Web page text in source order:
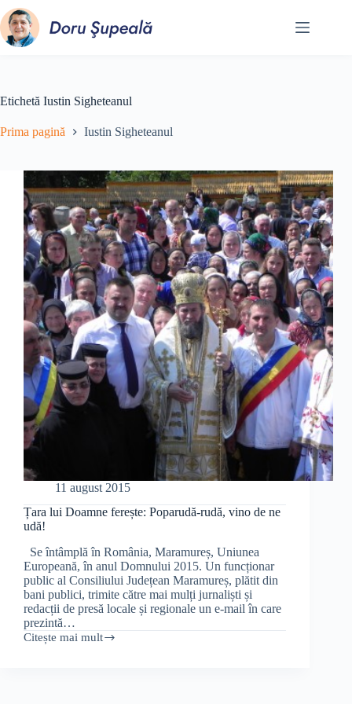
Sari
la
conținut
Etichetă Iustin Sigheteanul
Prima pagină Iustin Sigheteanul
11 august 2015
Țara lui Doamne ferește: Poparudă-rudă, vino de ne
udă!
Se întâmplă în România, Maramureș, Uniunea
Europeană, în anul Domnului 2015. Un funcționar
public al Consiliului Județean Maramureș, plătit din
bani publici, trimite către mai mulți jurnaliști și
redacții de presă locale și regionale un e-mail în care
prezintă…
Citește mai mult
Țara